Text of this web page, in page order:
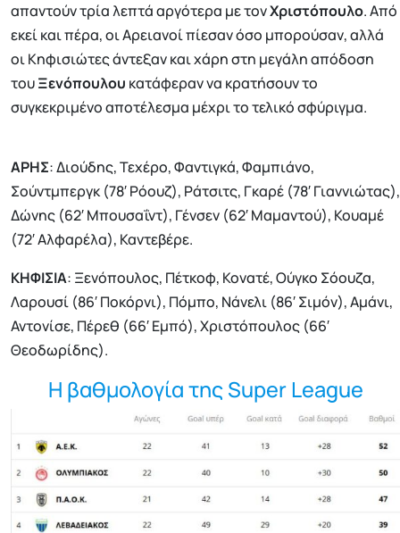
απαντούν τρία λεπτά αργότερα με τονΧριστόπουλο. Από
εκεί και πέρα, οι Αρειανοί πίεσαν όσο μπορούσαν, αλλά
οι Κηφισιώτες άντεξαν και χάρη στη μεγάλη απόδοση
τουΞενόπουλου κατάφεραν να κρατήσουν το
συγκεκριμένο αποτέλεσμα μέχρι το τελικό σφύριγμα.
ΑΡΗΣ: Διούδης, Τεχέρο, Φαντιγκά, Φαμπιάνο,
Σούντμπεργκ (78′ Ρόουζ), Ράτσιτς, Γκαρέ (78′ Γιαννιώτας),
Δώνης (62′ Μπουσαΐντ), Γένσεν (62′ Μαμαντού), Κουαμέ
(72′ Αλφαρέλα), Καντεβέρε.
ΚΗΦΙΣΙΑ: Ξενόπουλος, Πέτκοφ, Κονατέ, Ούγκο Σόουζα,
Λαρουσί (86′ Ποκόρνι), Πόμπο, Νάνελι (86′ Σιμόν), Αμάνι,
Αντονίσε, Πέρεθ (66′ Εμπό), Χριστόπουλος (66′
Θεοδωρίδης).
Η βαθμολογία της Super League